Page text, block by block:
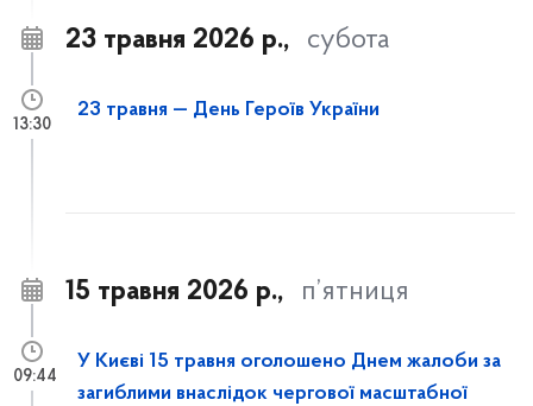
23 травня 2026 р., субота
23 травня — День Героїв України
13:30
15 травня 2026 р., п’ятниця
У Києві 15 травня оголошено Днем жалоби за
загиблими внаслідок чергової масштабної
09:44